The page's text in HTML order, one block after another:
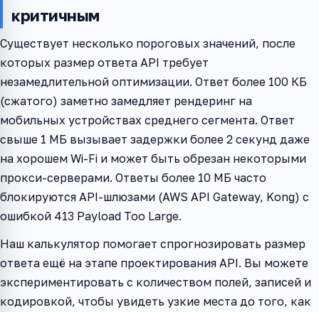
критичным
Существует несколько пороговых значений, после
которых размер ответа API требует
незамедлительной оптимизации. Ответ более 100 КБ
(сжатого) заметно замедляет рендеринг на
мобильных устройствах среднего сегмента. Ответ
свыше 1 МБ вызывает задержки более 2 секунд даже
на хорошем Wi-Fi и может быть обрезан некоторыми
прокси-серверами. Ответы более 10 МБ часто
блокируются API-шлюзами (AWS API Gateway, Kong) с
ошибкой 413 Payload Too Large.
Наш калькулятор помогает спрогнозировать размер
ответа ещё на этапе проектирования API. Вы можете
экспериментировать с количеством полей, записей и
кодировкой, чтобы увидеть узкие места до того, как